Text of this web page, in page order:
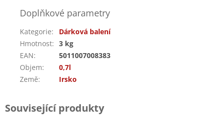
Doplňkové parametry
Kategorie:
Dárková balení
Hmotnost: 3 kg
EAN:
5011007008383
Objem:
0,7l
Země: Irsko
Související produkty